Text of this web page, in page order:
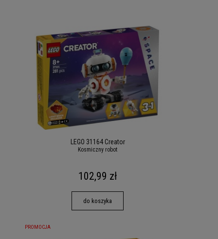
LEGO 31164 Creator
Kosmiczny robot
102,99 zł
do koszyka
PROMOCJA